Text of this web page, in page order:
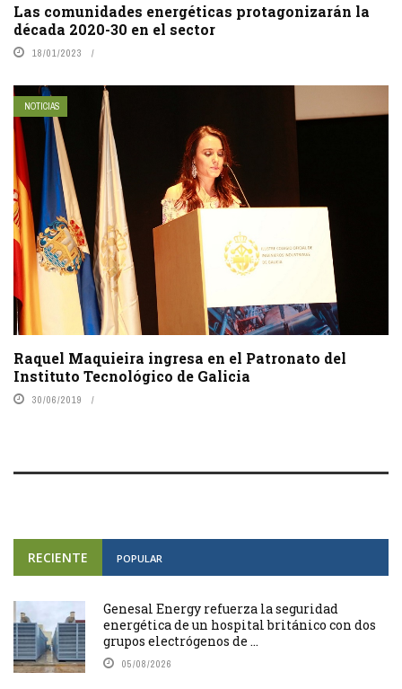
Las comunidades energéticas protagonizarán la
década 2020-30 en el sector
18/01/2023
NOTICIAS
Raquel Maquieira ingresa en el Patronato del
Instituto Tecnológico de Galicia
30/06/2019
RECIENTE POPULAR
Genesal Energy refuerza la seguridad
energética de un hospital británico con dos
grupos electrógenos de ...
05/08/2026